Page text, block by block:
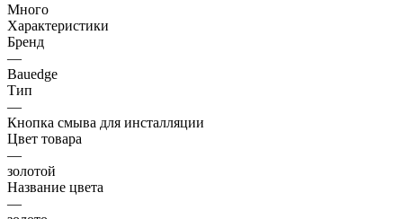
Много
Характеристики
Бренд
—
Bauedge
Тип
—
Кнопка смыва для инсталляции
Цвет товара
—
золотой
Название цвета
—